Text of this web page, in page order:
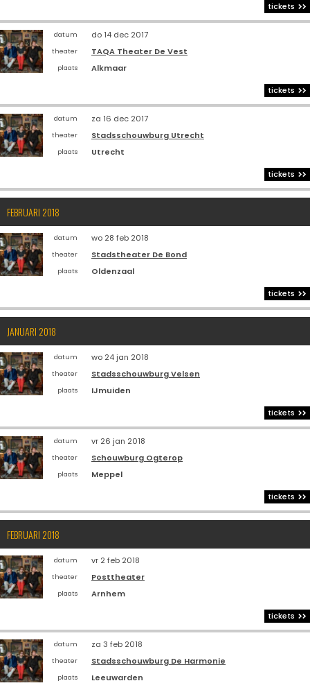
tickets
datum do 14 dec 2017
theater TAQA Theater De Vest
plaats
Alkmaar
tickets
datum za 16 dec 2017
theater Stadsschouwburg Utrecht
plaats
Utrecht
tickets
FEBRUARI 2018
datum wo 28 feb 2018
theater Stadstheater De Bond
plaats
Oldenzaal
tickets
JANUARI 2018
datum wo 24 jan 2018
theater Stadsschouwburg Velsen
plaats
IJmuiden
tickets
datum vr 26 jan 2018
theater Schouwburg Ogterop
plaats
Meppel
tickets
FEBRUARI 2018
datum vr 2 feb 2018
theater Posttheater
plaats
Arnhem
tickets
datum za 3 feb 2018
theater Stadsschouwburg De Harmonie
plaats
Leeuwarden